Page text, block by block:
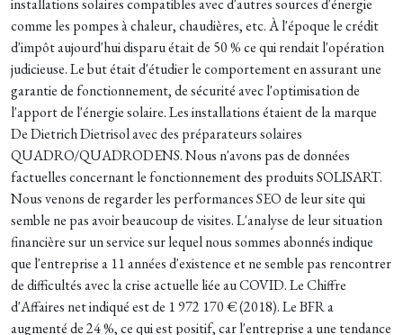
installations solaires compatibles avec d'autres sources d'énergie
comme les pompes à chaleur, chaudières, etc. À l'époque le crédit
d'impôt aujourd'hui disparu était de 50 % ce qui rendait l'opération
judicieuse. Le but était d'étudier le comportement en assurant une
garantie de fonctionnement, de sécurité avec l'optimisation de
l'apport de l'énergie solaire. Les installations étaient de la marque
De Dietrich Dietrisol avec des préparateurs solaires
QUADRO/QUADRODENS. Nous n'avons pas de données
factuelles concernant le fonctionnement des produits SOLISART.
Nous venons de regarder les performances SEO de leur site qui
semble ne pas avoir beaucoup de visites. L'analyse de leur situation
financière sur un service sur lequel nous sommes abonnés indique
que l'entreprise a 11 années d'existence et ne semble pas rencontrer
de difficultés avec la crise actuelle liée au COVID. Le Chiffre
d'Affaires net indiqué est de 1 972 170 € (2018). Le BFR a
augmenté de 24 %, ce qui est positif, car l'entreprise a une tendance